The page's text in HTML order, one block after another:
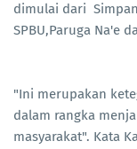
dimulai dari
SPBU,Paruga Na'e
"Ini merupakan
dalam rangka
masyarakat". Kata